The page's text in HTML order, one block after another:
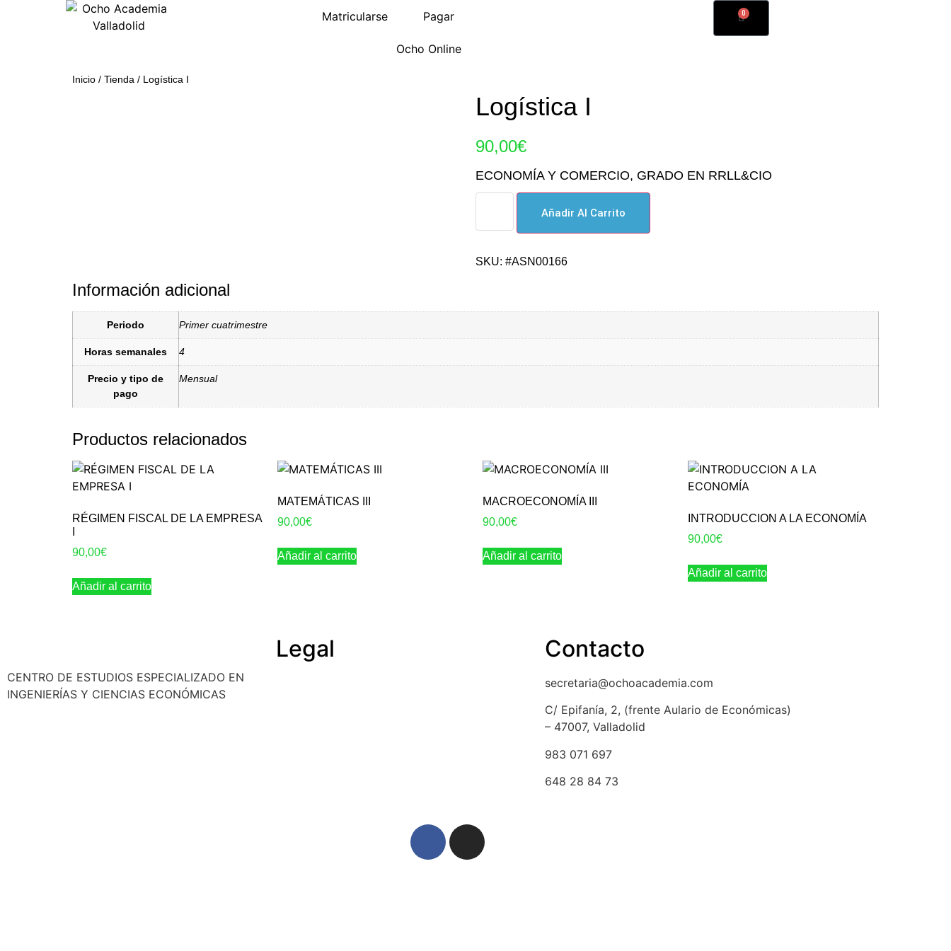
Matricularse Pagar
Ocho Online
0
Inicio / Tienda / Logística I
Logística I
90,00€
ECONOMÍA Y COMERCIO, GRADO EN RRLL&CIO
Añadir Al Carrito
SKU: #ASN00166
Información adicional
Periodo Primer cuatrimestre
Horas semanales 4
Precio y tipo de
pago
Mensual
Productos relacionados
RÉGIMEN FISCAL DE LA EMPRESA
90,00€
Añadir al carrito
MATEMÁTICAS III
90,00€
Añadir al carrito
MACROECONOMÍA III
90,00€
Añadir al carrito
INTRODUCCION A LA ECONOMÍA
90,00€
Añadir al carrito
CENTRO DE ESTUDIOS ESPECIALIZADO EN
INGENIERÍAS Y CIENCIAS ECONÓMICAS
Legal Contacto
secretaria@ochoacademia.com
C/ Epifanía, 2, (frente Aulario de Económicas)
– 47007, Valladolid
983 071 697
648 28 84 73